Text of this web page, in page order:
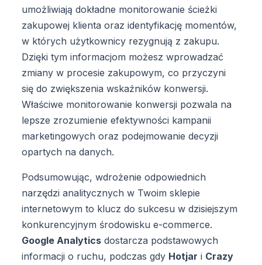
umożliwiają dokładne monitorowanie ścieżki
zakupowej klienta oraz identyfikację momentów,
w których użytkownicy rezygnują z zakupu.
Dzięki tym informacjom możesz wprowadzać
zmiany w procesie zakupowym, co przyczyni
się do zwiększenia wskaźników konwersji.
Właściwe monitorowanie konwersji pozwala na
lepsze zrozumienie efektywności kampanii
marketingowych oraz podejmowanie decyzji
opartych na danych.
Podsumowując, wdrożenie odpowiednich
narzędzi analitycznych w Twoim sklepie
internetowym to klucz do sukcesu w dzisiejszym
konkurencyjnym środowisku e-commerce.
Google Analytics dostarcza podstawowych
informacji o ruchu, podczas gdy Hotjar i Crazy